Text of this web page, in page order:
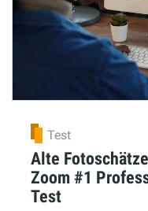
Test
Alte
Zoom #1
Test